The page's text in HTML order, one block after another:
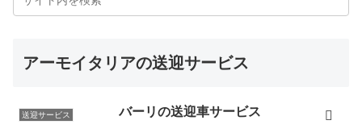
アーモイタリアの送迎サービス
送迎サービス バーリの送迎車サービス